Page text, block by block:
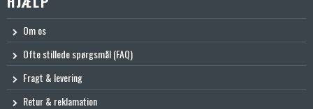
Om os
Ofte stillede spørgsmål (FAQ)
Fragt & levering
Retur & reklamation